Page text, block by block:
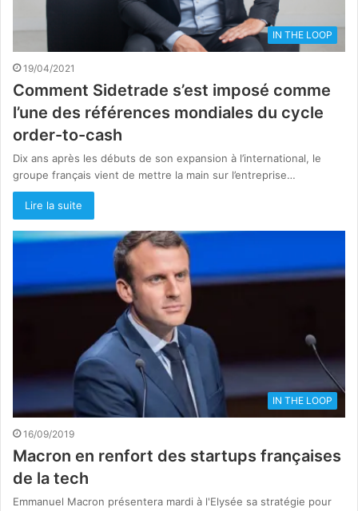
IN THE LOOP
19/04/2021
Comment Sidetrade s’est imposé comme
l’une des références mondiales du cycle
order-to-cash
Dix ans après les débuts de son expansion à l’international, le
groupe français vient de mettre la main sur l’entreprise…
Lire la suite
IN THE LOOP
16/09/2019
Macron en renfort des startups françaises
de la tech
Emmanuel Macron présentera mardi à l'Elysée sa stratégie pour